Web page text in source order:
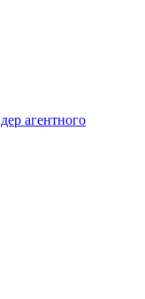
агентного